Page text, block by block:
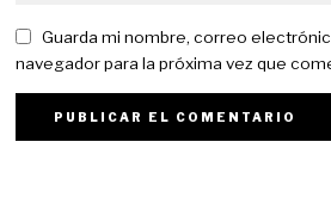
Guarda mi nombre, correo
navegador para la próxima vez que